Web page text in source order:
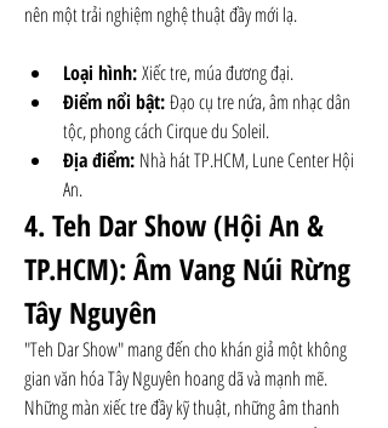
nên một trải nghiệm nghệ thuật đầy mới lạ.
Loại hình: Xiếc tre, múa đương đại.
Điểm nổi bật: Đạo cụ tre nứa, âm nhạc dân
tộc, phong cách Cirque du Soleil.
Địa điểm: Nhà hát TP.HCM, Lune Center Hội
An.
4. Teh Dar Show (Hội An &
TP.HCM): Âm Vang Núi Rừng
Tây Nguyên
"Teh Dar Show" mang đến cho khán giả một không
gian văn hóa Tây Nguyên hoang dã và mạnh mẽ.
Những màn xiếc tre đầy kỹ thuật, những âm thanh